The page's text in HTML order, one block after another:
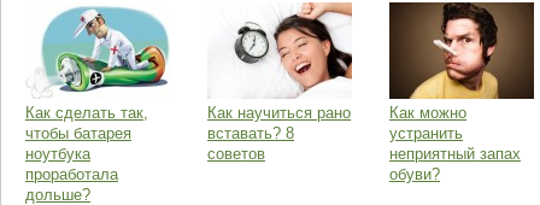
Как сделать так,
чтобы батарея
ноутбука
проработала
дольше?
Как научиться рано
вставать? 8
советов
Как можно
устранить
неприятный запах
обуви?